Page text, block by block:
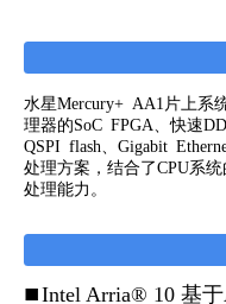
水星Mercury+ AA1片上系
理器的SoC FPGA、快速
QSPI flash、Gigabit
处理方案，结合了CPU系
处理能力。
nIntel Arria® 10 基